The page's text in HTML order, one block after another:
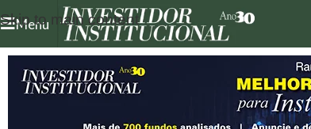
Skip to main content
Menu